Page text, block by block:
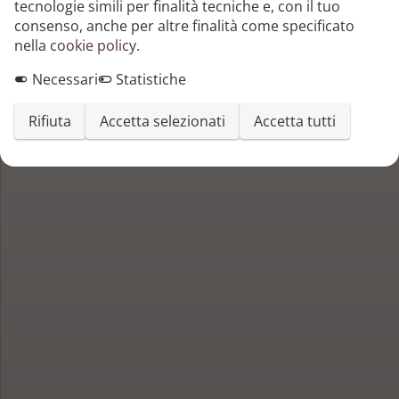
tecnologie simili per finalità tecniche e, con il tuo
consenso, anche per altre finalità come specificato
nella cookie policy.
Necessari
Statistiche
Rifiuta Accetta selezionati Accetta tutti